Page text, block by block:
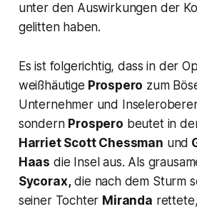
unter den Auswirkungen der
gelitten haben.
Es ist folgerichtig, dass in der
weißhäutige Prospero zum
Unternehmer und
sondern Prospero beutet in
Harriet Scott Chessman und
Haas die Insel aus. Als
Sycorax, die nach dem Sturm
seiner Tochter Miranda